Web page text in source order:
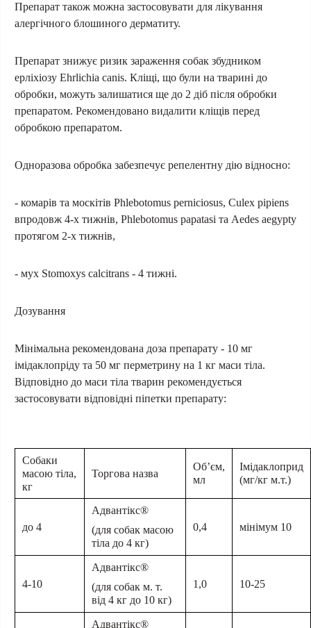
Препарат також можна застосовувати для лікування
алергічного блошиного дерматиту.
Препарат знижує ризик зараження собак збудником
ерліхіозу Ehrlichia canis. Кліщі, що були на тварині до
обробки, можуть залишатися ще до 2 діб після обробки
препаратом. Рекомендовано видалити кліщів перед
обробкою препаратом.
Одноразова обробка забезпечує репелентну дію відносно:
- комарів та москітів Phlebotomus perniciosus, Culex pipiens
впродовж 4-х тижнів, Phlebotomus papatasi та Aedes aegypty
протягом 2-х тижнів,
- мух Stomoxys calcitrans - 4 тижні.
Дозування
Мінімальна рекомендована доза препарату - 10 мг
імідаклопріду та 50 мг перметрину на 1 кг маси тіла.
Відповідно до маси тіла тварин рекомендується
застосовувати відповідні піпетки препарату:
Собаки
масою тіла,
кг
Торгова назва
Об’єм,
мл
Імідаклоприд
(мг/кг м.т.)
до 4
Адвантікс®
(для собак масою
тіла до 4 кг)
0,4 мінімум 10
4-10
Адвантікс®
(для собак м. т.
від 4 кг до 10 кг)
1,0 10-25
Адвантікс®